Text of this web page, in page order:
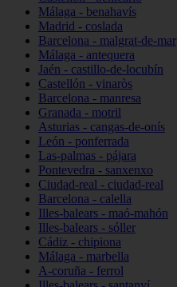
Málaga - benahavís
Madrid - coslada
Barcelona - malgrat-de-mar
Málaga - antequera
Jaén - castillo-de-locubín
Castellón - vinaròs
Barcelona - manresa
Granada - motril
Asturias - cangas-de-onís
León - ponferrada
Las-palmas - pájara
Pontevedra - sanxenxo
Ciudad-real - ciudad-real
Barcelona - calella
Illes-balears - maó-mahón
Illes-balears - sóller
Cádiz - chipiona
Málaga - marbella
A-coruña - ferrol